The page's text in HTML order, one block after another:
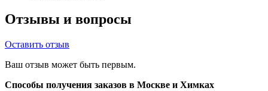
Отзывы и вопросы
Оставить отзыв
Ваш отзыв может быть первым.
Способы получения заказов в Москве и Химках